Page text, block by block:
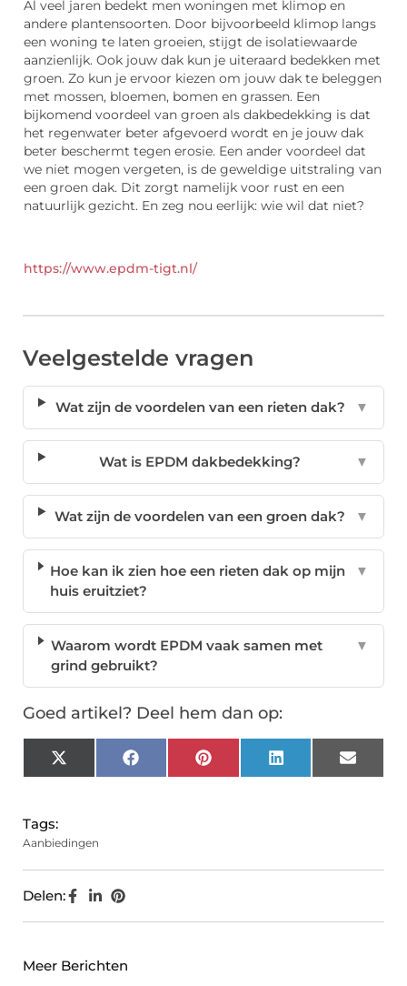
Al veel jaren bedekt men woningen met klimop en
andere plantensoorten. Door bijvoorbeeld klimop langs
een woning te laten groeien, stijgt de isolatiewaarde
aanzienlijk. Ook jouw dak kun je uiteraard bedekken met
groen. Zo kun je ervoor kiezen om jouw dak te beleggen
met mossen, bloemen, bomen en grassen. Een
bijkomend voordeel van groen als dakbedekking is dat
het regenwater beter afgevoerd wordt en je jouw dak
beter beschermt tegen erosie. Een ander voordeel dat
we niet mogen vergeten, is de geweldige uitstraling van
een groen dak. Dit zorgt namelijk voor rust en een
natuurlijk gezicht. En zeg nou eerlijk: wie wil dat niet?
https://www.epdm-tigt.nl/
Veelgestelde vragen
Wat zijn de voordelen van een rieten dak? ▼
Wat is EPDM dakbedekking? ▼
Wat zijn de voordelen van een groen dak? ▼
Hoe kan ik zien hoe een rieten dak op mijn
huis eruitziet?
▼
Waarom wordt EPDM vaak samen met
grind gebruikt?
▼
Goed artikel? Deel hem dan op:
X
(Twitter)
FacebookPinterest LinkedIn Email
Tags:
Aanbiedingen
Delen:
Meer Berichten